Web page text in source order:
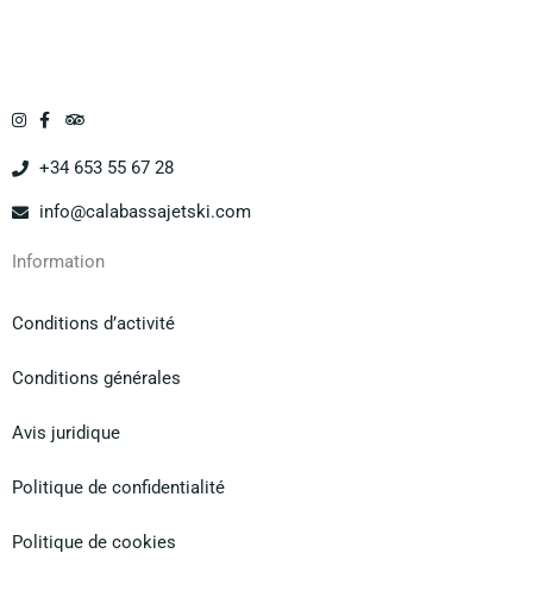
+34 653 55 67 28
info@calabassajetski.com
Information
Conditions d’activité
Conditions générales
Avis juridique
Politique de confidentialité
Politique de cookies